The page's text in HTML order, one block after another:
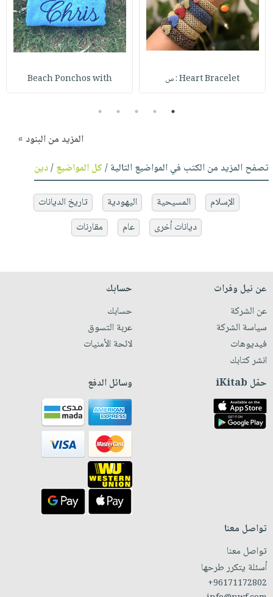
Heart Bracelet : س Beach Ponchos with
1
2
3
4
5
المزيد من البنود »
تصفح المزيد من الكتب في المواضيع التالية /كل المواضيع/دين
الإسلام المسيحية اليهودية
تاريخ الديانات
ديانات أخرى
عام مقارنات
عن نيل وفرات
عن الشركة
سياسة الشركة
فيديوهات
انشر كتابك
حسابك
حسابك
عربة التسوق
لائحة الأمنيات
حمّل iKitab وسائل الدفع
تواصل معنا
تواصل معنا
أسئلة يتكرر طرحها
+96171172802